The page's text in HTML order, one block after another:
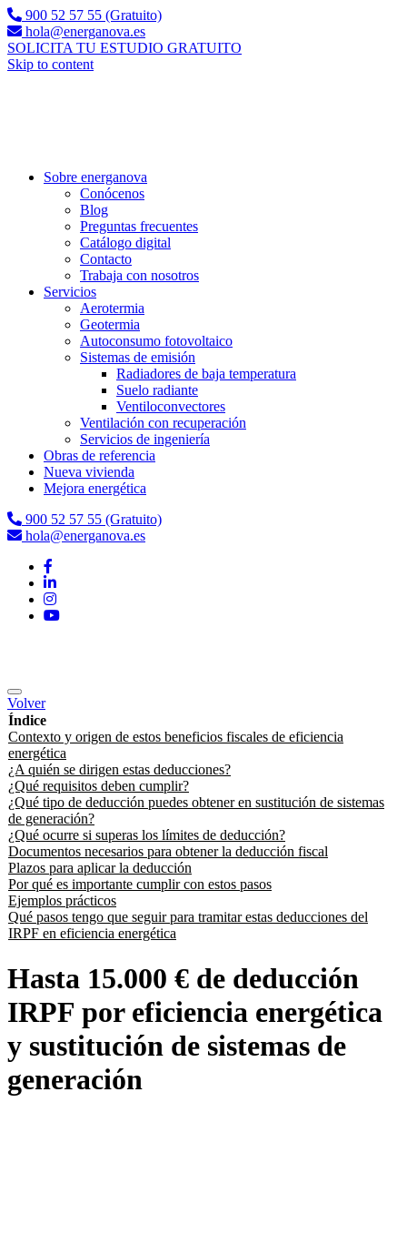
900 52 57 55 (Gratuito)
hola@energanova.es
SOLICITA TU ESTUDIO GRATUITO
Skip to content
Sobre energanova
Conócenos
Blog
Preguntas frecuentes
Catálogo digital
Contacto
Trabaja con nosotros
Servicios
Aerotermia
Geotermia
Autoconsumo fotovoltaico
Sistemas de emisión
Radiadores de baja temperatura
Suelo radiante
Ventiloconvectores
Ventilación con recuperación
Servicios de ingeniería
Obras de referencia
Nueva vivienda
Mejora energética
900 52 57 55 (Gratuito)
hola@energanova.es
Volver
Índice
Contexto y origen de estos beneficios fiscales de eficiencia
energética
¿A quién se dirigen estas deducciones?
¿Qué requisitos deben cumplir?
¿Qué tipo de deducción puedes obtener en sustitución de sistemas
de generación?
¿Qué ocurre si superas los límites de deducción?
Documentos necesarios para obtener la deducción fiscal
Plazos para aplicar la deducción
Por qué es importante cumplir con estos pasos
Ejemplos prácticos
Qué pasos tengo que seguir para tramitar estas deducciones del
IRPF en eficiencia energética
Hasta 15.000 € de deducción
IRPF por eficiencia energética
y sustitución de sistemas de
generación